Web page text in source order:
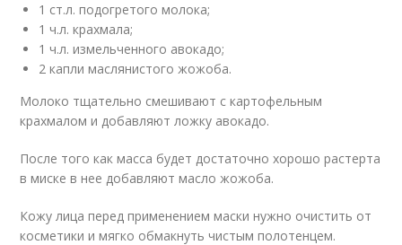
1 ст.л. подогретого молока;
1 ч.л. крахмала;
1 ч.л. измельченного авокадо;
2 капли маслянистого жожоба.
Молоко тщательно смешивают с картофельным
крахмалом и добавляют ложку авокадо.
После того как масса будет достаточно хорошо растерта
в миске в нее добавляют масло жожоба.
Кожу лица перед применением маски нужно очистить от
косметики и мягко обмакнуть чистым полотенцем.